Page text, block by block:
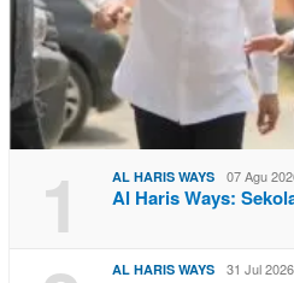
1 AL HARIS WAYS 07 Agu
Al Haris Ways:
AL HARIS WAYS 31 Jul